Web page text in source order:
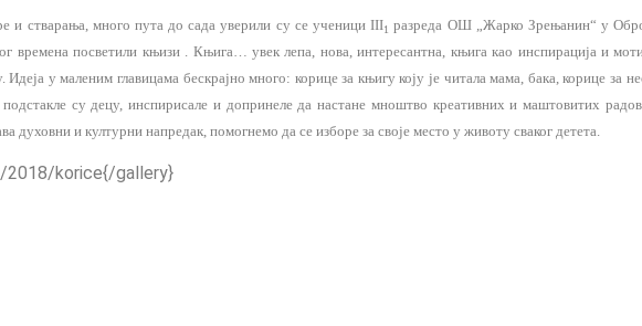
и стварања, много пута до сада уверили су се ученици III1 разреда ОШ „Жарко Зрењанин“ у
времена посветили књизи . Књига… увек лепа, нова, интересантна, књига као инспирација и
у маленим главицама бескрајно много: корице за књигу коју је читала мама, бака, корице за
су децу, инспирисале и допринеле да настане мноштво креативних и маштовитих
духовни и културни напредак, помогнемо да се изборе за своје место у животу сваког детета.
2018/korice{/gallery}